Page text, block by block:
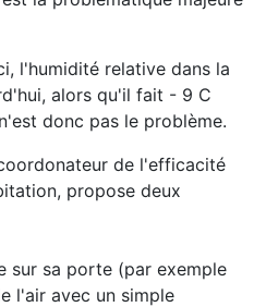
l'humidité relative dans la
alors qu'il fait - 9 C
donc pas le problème.
de l'efficacité
propose deux
sur sa porte (par exemple
l'air avec un simple